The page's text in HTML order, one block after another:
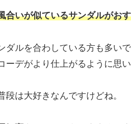
合いが似ているサンダルがお
ダルを合わしている方も多い
ーデがより仕上がるように思
段は大好きなんですけどね。